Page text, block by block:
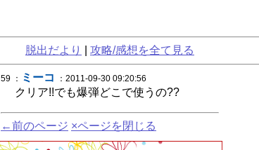
脱出だより 攻略/感想を全て見る
59 ： ミーコ ：2011-09-30 09:20:56
クリア!!でも爆弾どこで使うの??
←前のページ ×ページを閉じる